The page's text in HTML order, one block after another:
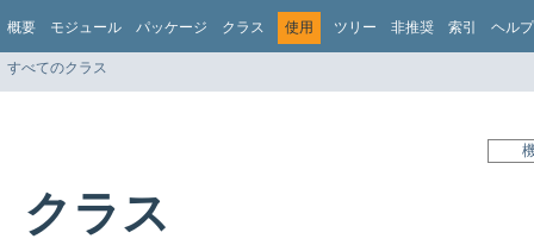
概要 モジュール パッケージ クラス 使用 ツリー 非推奨 索引 ヘルプ
すべてのクラス
クラス